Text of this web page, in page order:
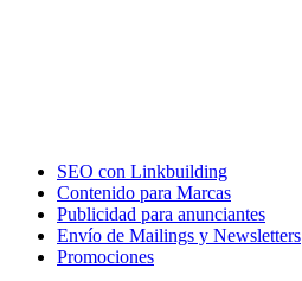
SEO con Linkbuilding
Contenido para Marcas
Publicidad para anunciantes
Envío de Mailings y Newsletters
Promociones